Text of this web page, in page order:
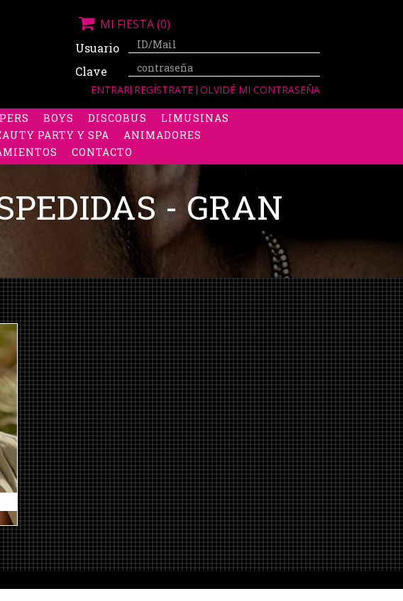
MI FIESTA(0)
Usuario
Clave
ENTRAR| REGÍSTRATE | OLVIDÉ MI CONTRASEÑA
BOYS DISCOBUS
LIMUSINAS
PARTY Y SPA
ANIMADORES
CONTACTO
- GRAN